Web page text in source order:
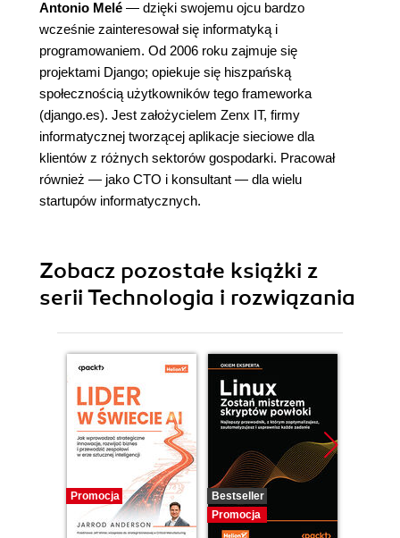
Antonio Melé — dzięki swojemu ojcu bardzo
wcześnie zainteresował się informatyką i
programowaniem. Od 2006 roku zajmuje się
projektami Django; opiekuje się hiszpańską
społecznością użytkowników tego frameworka
(django.es). Jest założycielem Zenx IT, firmy
informatycznej tworzącej aplikacje sieciowe dla
klientów z różnych sektorów gospodarki. Pracował
również — jako CTO i konsultant — dla wielu
startupów informatycznych.
Zobacz pozostałe książki z
serii Technologia i rozwiązania
Promocja
Bestseller
Promocja